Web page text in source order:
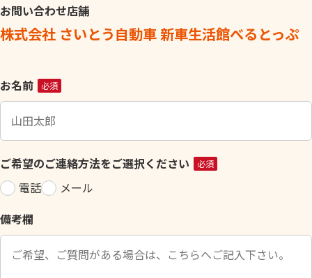
お問い合わせ店舗
株式会社 さいとう自動車 新車生活館べるとっぷ
こ
の
ィ
ー
ル
ド
空
の
お名前 必須
ご希望のご連絡方法をご選択ください 必須
電話
メール
備考欄